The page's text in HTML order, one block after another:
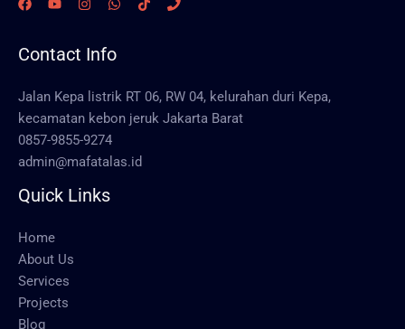
Contact Info
Jalan Kepa listrik RT 06, RW 04, kelurahan duri Kepa,
kecamatan kebon jeruk Jakarta Barat
0857-9855-9274
admin@mafatalas.id
Quick Links
Home
About Us
Services
Projects
Blog